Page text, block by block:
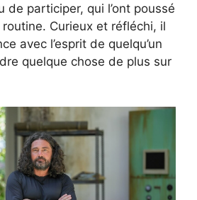
de participer, qui l’ont poussé
Curieux et réfléchi, il
avec l’esprit de quelqu’un
quelque chose de plus sur